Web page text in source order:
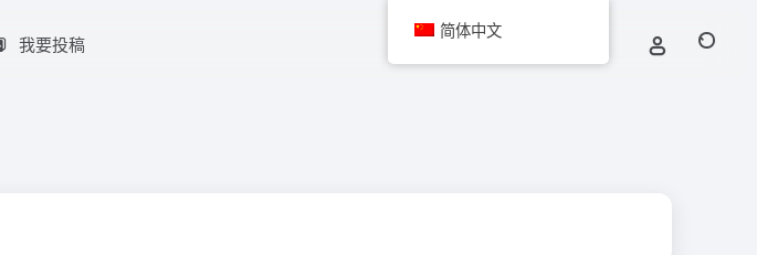
我要投稿
简体中文